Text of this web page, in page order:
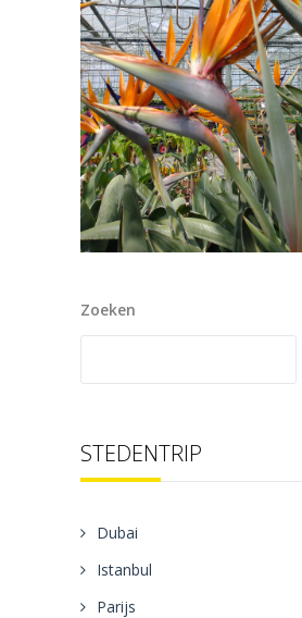
Zoeken
STEDENTRIP
Dubai
Istanbul
Parijs